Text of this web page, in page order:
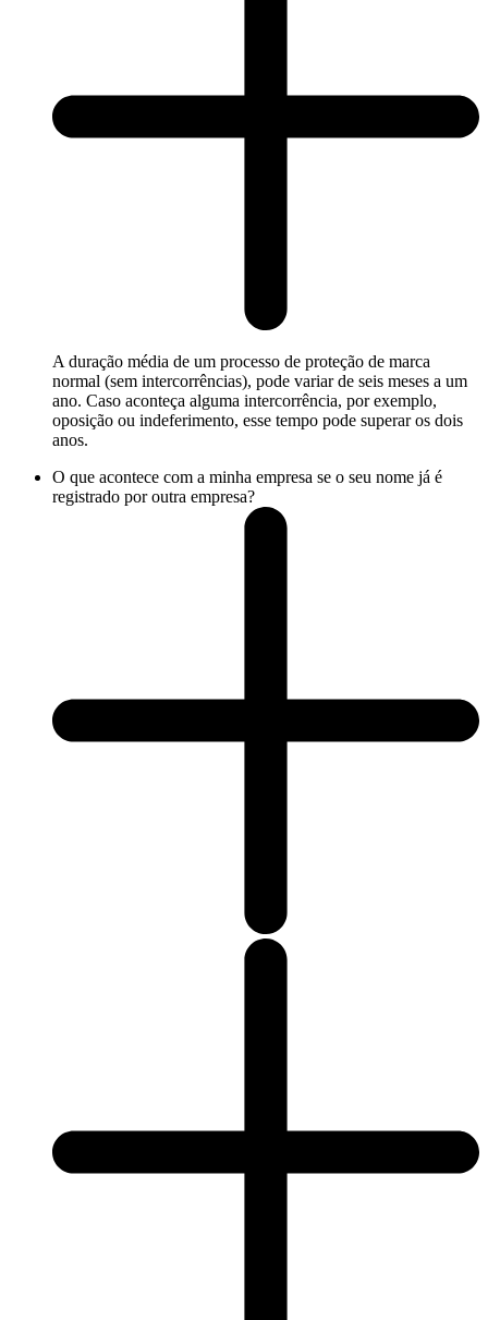
A duração média de um processo de proteção de marca
normal (sem intercorrências), pode variar de seis meses a um
ano. Caso aconteça alguma intercorrência, por exemplo,
oposição ou indeferimento, esse tempo pode superar os dois
anos.
O que acontece com a minha empresa se o seu nome já é
registrado por outra empresa?